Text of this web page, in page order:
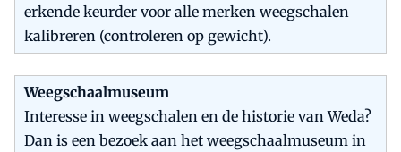
erkende keurder voor alle merken weegschalen
kalibreren (controleren op gewicht).
Weegschaalmuseum
Interesse in weegschalen en de historie van Weda?
Dan is een bezoek aan het weegschaalmuseum in